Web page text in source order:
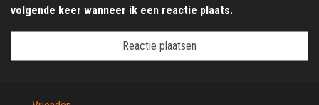
volgende keer wanneer ik een reactie plaats.